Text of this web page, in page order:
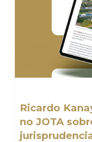
Ricardo
no JOTA